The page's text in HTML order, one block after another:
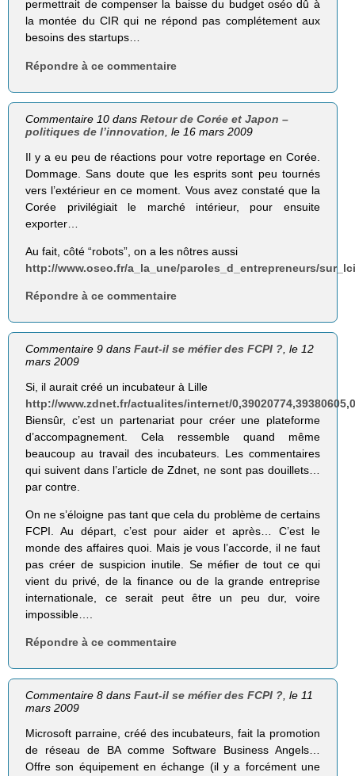
permettrait de compenser la baisse du budget oséo dû à
la montée du CIR qui ne répond pas complétement aux
besoins des startups…
Répondre à ce commentaire
Commentaire 10 dansRetour de Corée et Japon –
politiques de l’innovation , le 16 mars 2009
Il y a eu peu de réactions pour votre reportage en Corée.
Dommage. Sans doute que les esprits sont peu tournés
vers l’extérieur en ce moment. Vous avez constaté que la
Corée privilégiait le marché intérieur, pour ensuite
exporter…
Au fait, côté “robots”, on a les nôtres aussi
http://www.oseo.fr/a_la_une/paroles_d_entrepreneurs/
Répondre à ce commentaire
Commentaire 9 dansFaut-il se méfier des FCPI ? , le 12
mars 2009
Si, il aurait créé un incubateur à Lille
http://www.zdnet.fr/actualites/internet/
Biensûr, c’est un partenariat pour créer une plateforme
d’accompagnement. Cela ressemble quand même
beaucoup au travail des incubateurs. Les commentaires
qui suivent dans l’article de Zdnet, ne sont pas douillets…
par contre.
On ne s’éloigne pas tant que cela du problème de certains
FCPI. Au départ, c’est pour aider et après… C’est le
monde des affaires quoi. Mais je vous l’accorde, il ne faut
pas créer de suspicion inutile. Se méfier de tout ce qui
vient du privé, de la finance ou de la grande entreprise
internationale, ce serait peut être un peu dur, voire
impossible….
Répondre à ce commentaire
Commentaire 8 dansFaut-il se méfier des FCPI ?, le 11
mars 2009
Microsoft parraine, créé des incubateurs, fait la promotion
de réseau de BA comme Software Business Angels…
Offre son équipement en échange (il y a forcément une